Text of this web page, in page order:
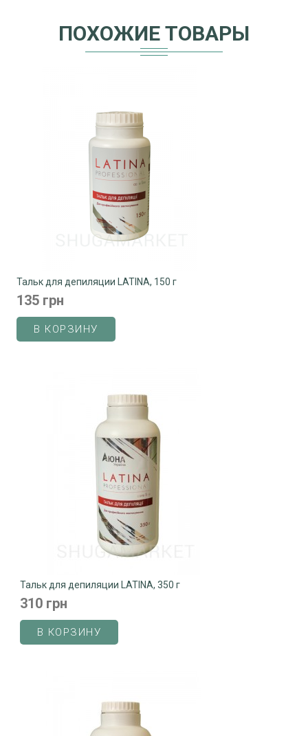
ПОХОЖИЕ ТОВАРЫ
Тальк для депиляции LATINA, 150 г
135 грн
В КОРЗИНУ
Тальк для депиляции LATINA, 350 г
310 грн
В КОРЗИНУ